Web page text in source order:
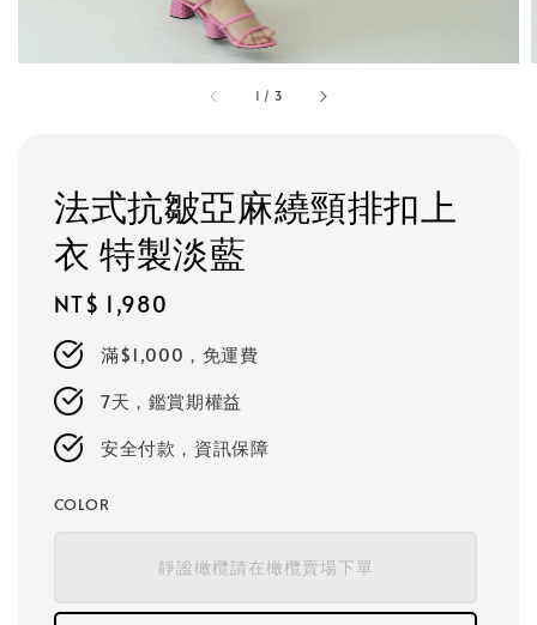
1 / 3
法式抗皺亞麻繞頸排扣上
衣 特製淡藍
Regular
price
NT$ 1,980
滿$1,000，免運費
7天，鑑賞期權益
安全付款，資訊保障
COLOR
靜謐橄欖請在橄欖賣場下單